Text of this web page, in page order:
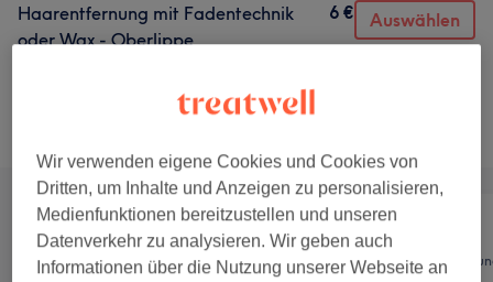
Haarentfernung mit Fadentechnik
oder Wax - Oberlippe
6 € Auswählen
Alle Friseur
Wir verwenden eigene Cookies und Cookies von
Dritten, um Inhalte und Anzeigen zu personalisieren,
Medienfunktionen bereitzustellen und unseren
Datenverkehr zu analysieren. Wir geben auch
Informationen über die Nutzung unserer Webseite an